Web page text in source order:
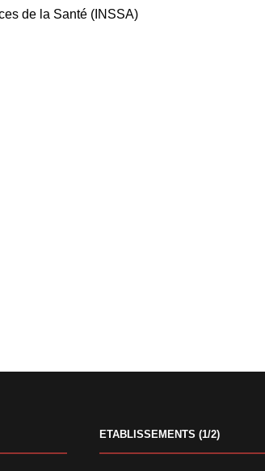
de la Santé (INSSA)
ETABLISSEMENTS (1/2)